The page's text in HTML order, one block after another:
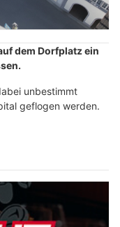
dem Dorfplatz ein
unbestimmt
geflogen werden.